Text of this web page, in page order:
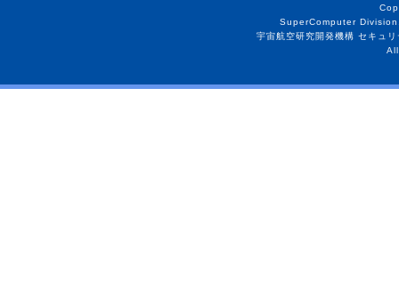
SuperComputer
宇宙航空研究開発機構 セキュ